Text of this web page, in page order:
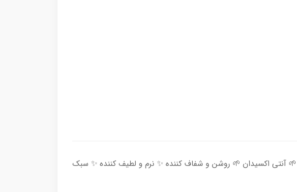
اکسیدان 🌱 روشن و شفاف کننده ✨ نرم و لطیف کننده ✨ سبک